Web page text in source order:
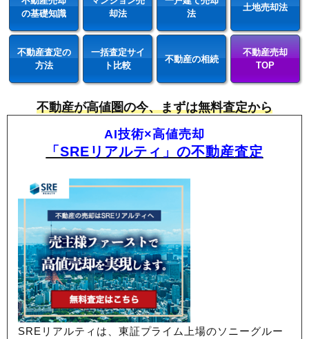
の基礎知識
却法
法
土地売却法
不動産査定の
方法
一括査定サイ
ト比較
不動産の相続
不動産売却
TOP
不動産が高値圏の今、まずは無料査定から
AI技術×高値売却
「SREリアルティ」の不動産査定
SREリアルティは、東証プライム上場のソニーグルー